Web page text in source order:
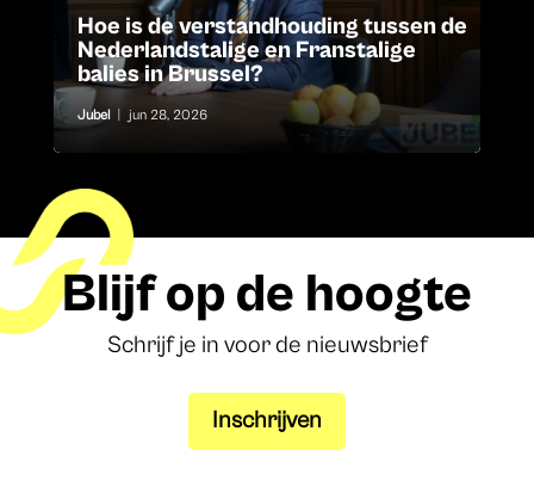
Hoe is de verstandhouding tussen de
Nederlandstalige en Franstalige
balies in Brussel?
Jubel jun 28, 2026
Blijf op de hoogte
Schrijf je in voor de nieuwsbrief
Inschrijven